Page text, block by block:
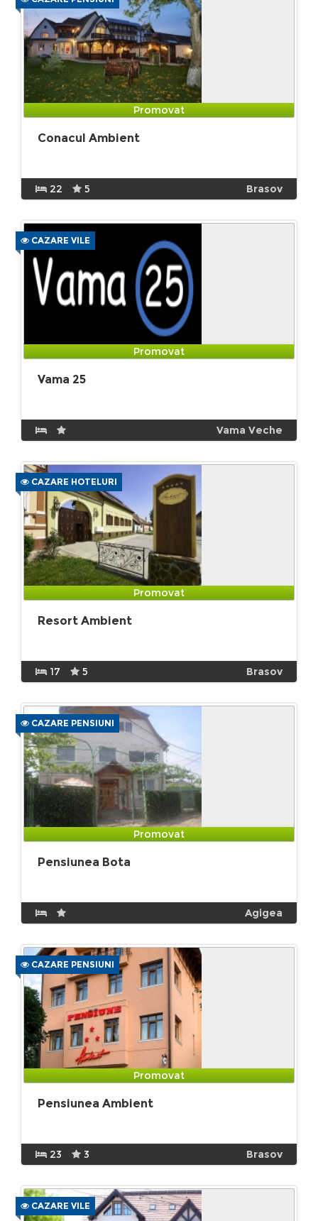
Promovat
Conacul Ambient
22 5 Brasov
CAZARE VILE
Promovat
Vama 25
Vama Veche
CAZARE HOTELURI
Promovat
Resort Ambient
17 5 Brasov
CAZARE PENSIUNI
Promovat
Pensiunea Bota
Agigea
CAZARE PENSIUNI
Promovat
Pensiunea Ambient
23 3 Brasov
CAZARE VILE